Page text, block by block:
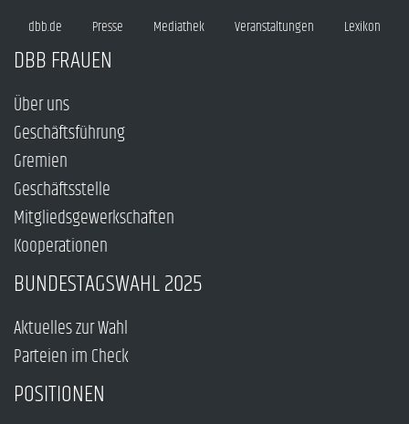
dbb.de Presse Mediathek Veranstaltungen Lexikon
DBB FRAUEN
Über uns
Geschäftsführung
Gremien
Geschäftsstelle
Mitgliedsgewerkschaften
Kooperationen
BUNDESTAGSWAHL 2025
Aktuelles zur Wahl
Parteien im Check
POSITIONEN